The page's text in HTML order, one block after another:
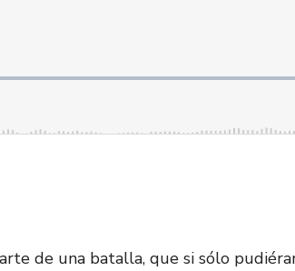
de una batalla, que si sólo